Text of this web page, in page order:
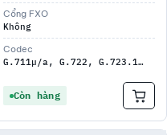
Cổng FXO
Không
Codec
G.711µ/a, G.722, G.723.1…
Còn hàng